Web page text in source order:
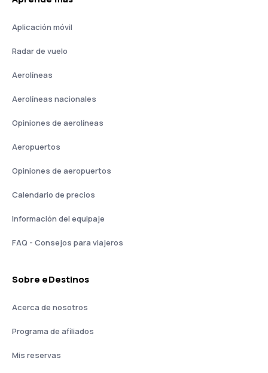
Aplicación móvil
Radar de vuelo
Aerolíneas
Aerolíneas nacionales
Opiniones de aerolíneas
Aeropuertos
Opiniones de aeropuertos
Calendario de precios
Información del equipaje
FAQ - Consejos para viajeros
Sobre eDestinos
Acerca de nosotros
Programa de afiliados
Mis reservas